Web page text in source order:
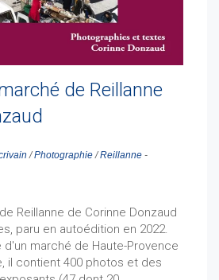
de Reillanne
/Photographie/Reillanne -
Reillanne de Corinne Donzaud
paru en autoédition en 2022.
marché de Haute-Provence
il contient 400 photos et des